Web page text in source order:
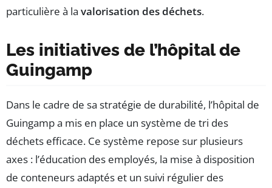
particulière à la valorisation des déchets.
Les initiatives de l’hôpital de
Guingamp
Dans le cadre de sa stratégie de durabilité, l’hôpital de
Guingamp a mis en place un système de tri des
déchets efficace. Ce système repose sur plusieurs
axes : l’éducation des employés, la mise à disposition
de conteneurs adaptés et un suivi régulier des